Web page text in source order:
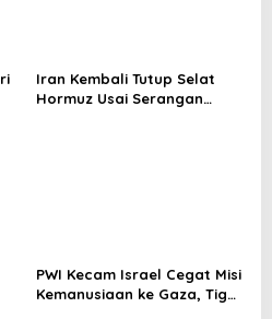
Iran Kembali Tutup Selat
Hormuz Usai Serangan
PWI Kecam Israel Cegat Misi
Kemanusiaan ke Gaza, Tiga